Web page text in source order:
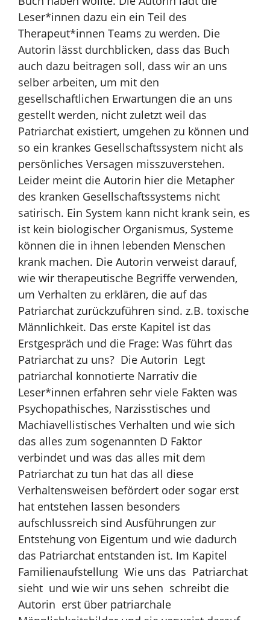
Leser*innen dazu ein ein Teil des
Therapeut*innen Teams zu werden. Die
Autorin lässt durchblicken, dass das Buch
auch dazu beitragen soll, dass wir an uns
selber arbeiten, um mit den
gesellschaftlichen Erwartungen die an uns
gestellt werden, nicht zuletzt weil das
Patriarchat existiert, umgehen zu können und
so ein krankes Gesellschaftssystem nicht als
persönliches Versagen misszuverstehen.
Leider meint die Autorin hier die Metapher
des kranken Gesellschaftssystems nicht
satirisch. Ein System kann nicht krank sein, es
ist kein biologischer Organismus, Systeme
können die in ihnen lebenden Menschen
krank machen. Die Autorin verweist darauf,
wie wir therapeutische Begriffe verwenden,
um Verhalten zu erklären, die auf das
Patriarchat zurückzuführen sind. z.B. toxische
Männlichkeit. Das erste Kapitel ist das
Erstgespräch und die Frage: Was führt das
Patriarchat zu uns? Die Autorin Legt
patriarchal konnotierte Narrativ die
Leser*innen erfahren sehr viele Fakten was
Psychopathisches, Narzisstisches und
Machiavellistisches Verhalten und wie sich
das alles zum sogenannten D Faktor
verbindet und was das alles mit dem
Patriarchat zu tun hat das all diese
Verhaltensweisen befördert oder sogar erst
hat entstehen lassen besonders
aufschlussreich sind Ausführungen zur
Entstehung von Eigentum und wie dadurch
das Patriarchat entstanden ist. Im Kapitel
Familienaufstellung Wie uns das Patriarchat
sieht und wie wir uns sehen schreibt die
Autorin erst über patriarchale